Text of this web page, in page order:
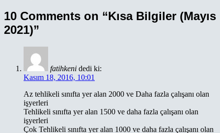
10 Comments on “Kısa Bilgiler (Mayıs
2021)”
fatihkeni dedi ki:
Kasım 18, 2016, 10:01
Az tehlikeli sınıfta yer alan 2000 ve Daha fazla çalışanı olan
işyerleri
Tehlikeli sınıfta yer alan 1500 ve daha fazla çalışanı olan
işyerleri
Çok Tehlikeli sınıfta yer alan 1000 ve daha fazla çalışanı olan